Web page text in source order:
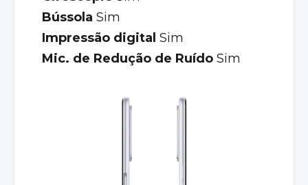
Bússola Sim
Impressão digital Sim
Mic. de Redução de Ruído Sim